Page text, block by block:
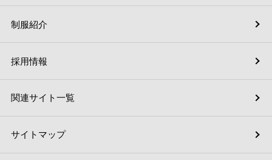
採用情報
関連サイト一覧
制服紹介
サイトマップ